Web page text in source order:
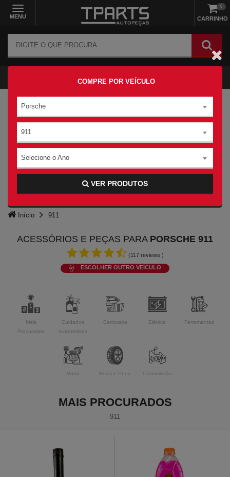
MENU CARRINHO
0
COMPRE POR VEÍCULO
Porsche
911
Selecione o Ano
VER PRODUTOS
Início 911
ACESSÓRIOS E PEÇAS PARA PORSCHE 911
(117reviews )
ESCOLHER OUTRO VEÍCULO
Mais
Procurados
Cuidados
automotivos
Carroceria Elétrica Ferramentas
Motor Roda e Pneu Transmissão
MAIS PROCURADOS
911